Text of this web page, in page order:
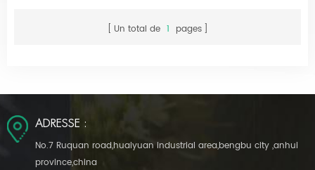
Un total de 1 pages
ADRESSE :
No.7 Ruquan road,huaiyuan industrial area,bengbu city ,anhui
province,china